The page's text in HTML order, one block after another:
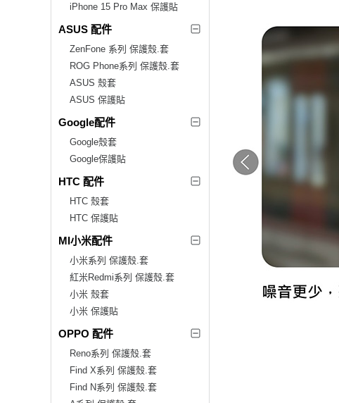
iPhone 15 Pro Max 保護貼
ASUS 配件
ZenFone 系列 保護殼.套
ROG Phone系列 保護殼.套
ASUS 殼套
ASUS 保護貼
Google配件
Google殼套
Google保護貼
HTC 配件
HTC 殼套
HTC 保護貼
MI小米配件
小米系列 保護殼.套
紅米Redmi系列 保護殼.套
小米 殼套
小米 保護貼
OPPO 配件
Reno系列 保護殼.套
Find X系列 保護殼.套
Find N系列 保護殼.套